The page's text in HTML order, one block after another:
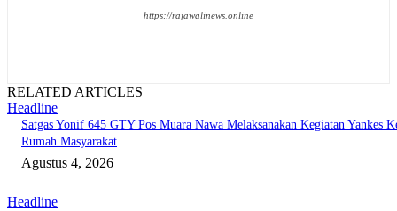
https://rajawalinews.online
RELATED ARTICLES
Headline
Satgas Yonif 645 GTY Pos Muara Nawa Melaksanakan Kegiatan Yankes
Rumah Masyarakat
Agustus 4, 2026
Headline